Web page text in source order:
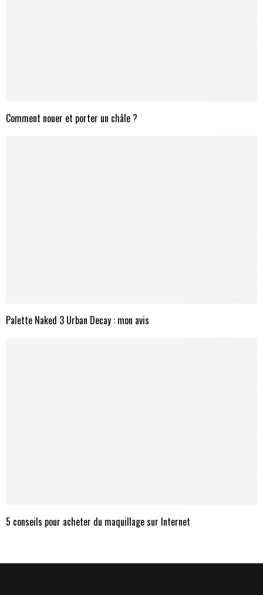
Comment nouer et porter un châle ?
Palette Naked 3 Urban Decay : mon avis
5 conseils pour acheter du maquillage sur Internet